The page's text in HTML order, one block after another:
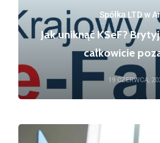
Spółka LTD w
Jak uniknąć KSeF?
całkowicie
19 CZERWCA,